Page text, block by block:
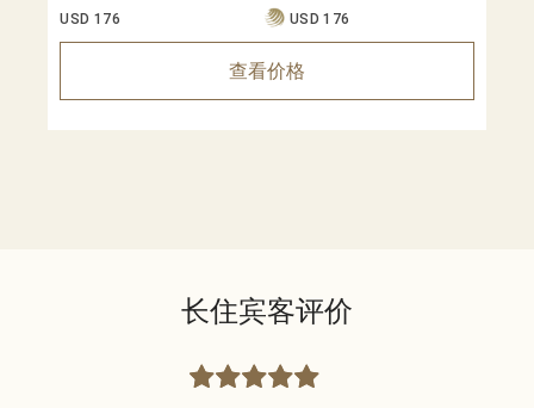
USD 176
USD 176
查看价格
长住宾客评价